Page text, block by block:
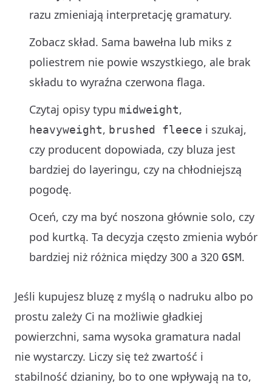
razu zmieniają interpretację gramatury.
Zobacz skład. Sama bawełna lub miks z
poliestrem nie powie wszystkiego, ale brak
składu to wyraźna czerwona flaga.
Czytaj opisy typu midweight,
heavyweight, brushed fleece i szukaj,
czy producent dopowiada, czy bluza jest
bardziej do layeringu, czy na chłodniejszą
pogodę.
Oceń, czy ma być noszona głównie solo, czy
pod kurtką. Ta decyzja często zmienia wybór
bardziej niż różnica między 300 a 320 GSM.
Jeśli kupujesz bluzę z myślą o nadruku albo po
prostu zależy Ci na możliwie gładkiej
powierzchni, sama wysoka gramatura nadal
nie wystarczy. Liczy się też zwartość i
stabilność dzianiny, bo to one wpływają na to,